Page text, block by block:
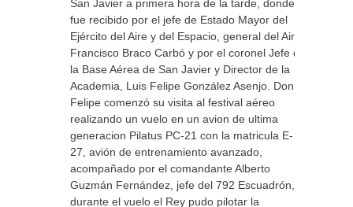
San Javier a primera hora de la tarde, donde
fue recibido por el jefe de Estado Mayor del
Ejército del Aire y del Espacio, general del Aire
Francisco Braco Carbó y por el coronel Jefe de
la Base Aérea de San Javier y Director de la
Academia, Luis Felipe González Asenjo. Don
Felipe comenzó su visita al festival aéreo
realizando un vuelo en un avion de ultima
generacion Pilatus PC-21 con la matricula E-
27, avión de entrenamiento avanzado,
acompañado por el comandante Alberto
Guzmán Fernández, jefe del 792 Escuadrón,
durante el vuelo el Rey pudo pilotar la